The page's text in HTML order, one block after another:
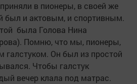
в пионеры, в своей же
был и актовым, и спортивным.
была Голова Нина
Помню, что мы, пионеры,
галстуком. Он был из простой
Чтобы галстук
вечер клала под матрас.